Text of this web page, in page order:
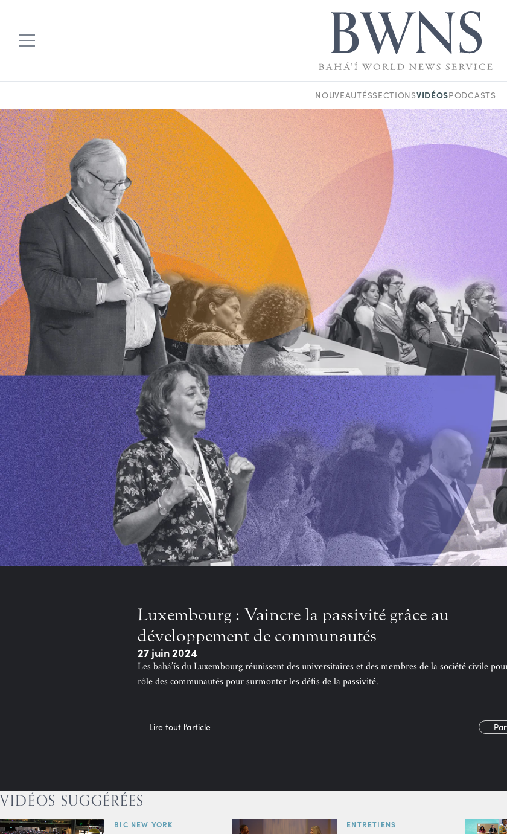
NOUVEAUTÉSSECTIONSVIDÉOSPODCASTS
Luxembourg : Vaincre la passivité grâce au
développement de communautés
27 juin 2024
Les bahá’ís du Luxembourg réunissent des universitaires et des membres de la société civile
rôle des communautés pour surmonter les défis de la passivité.
Lire tout l’article
VIDÉOS SUGGÉRÉES
BIC NEW YORK ENTRETIENS